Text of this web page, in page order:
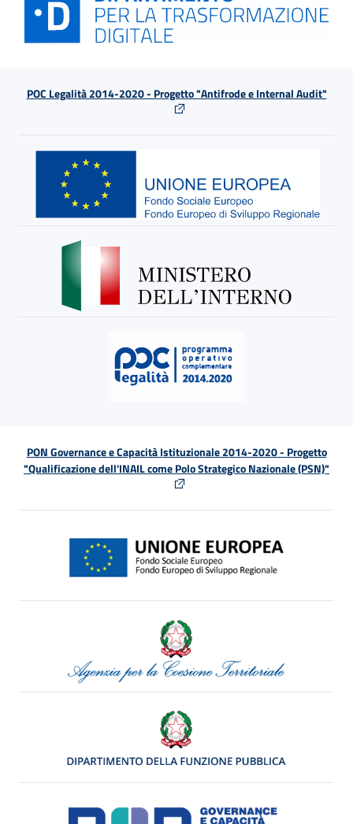
POC Legalità 2014-2020 - Progetto "Antifrode e Internal Audit"
PON Governance e Capacità Istituzionale 2014-2020 - Progetto
"Qualificazione dell'INAIL come Polo Strategico Nazionale (PSN)"